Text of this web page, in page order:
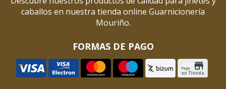
caballos en nuestra tienda online Guarnicionería
Mouriño.
FORMAS DE PAGO